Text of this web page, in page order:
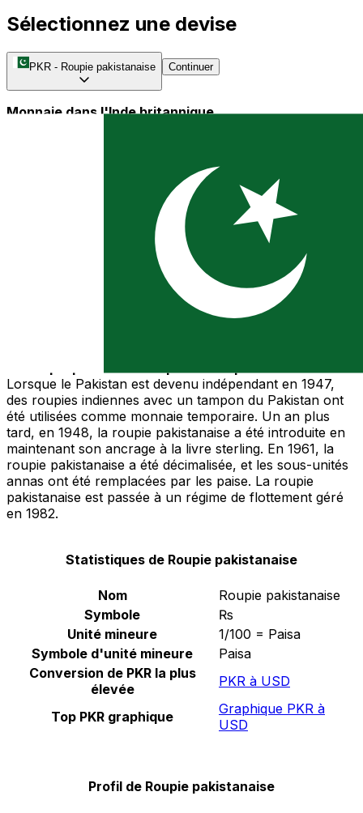
Sélectionnez une devise
PKR - Roupie pakistanaise Continuer
Monnaie dans l'Inde britannique
britannique a adopté un système basé sur l'argent, basé
et a été utilisé jusqu'à la fin du 20ème
siècle. Bien que l'Inde ait été une colonie de la Grande-
Bretagne, elle n'a jamais accepté la
Livre sterling
1866, les établissements financiers se sont effondrés et
le contrôle de la monnaie papier a été transféré au
gouvernement britannique, les banques présidentielles
étant démantelées un an plus tard. Cette même année,
la série de billets Portrait de Victoria a été émise en
l'honneur de la reine Victoria et est restée en usage
Lorsque le Pakistan est devenu indépendant en 1947,
des roupies indiennes avec un tampon du Pakistan ont
été utilisées comme monnaie temporaire. Un an plus
tard, en 1948, la roupie pakistanaise a été introduite en
maintenant son ancrage à la livre sterling. En 1961, la
roupie pakistanaise a été décimalisée, et les sous-unités
annas ont été remplacées par les paise. La roupie
pakistanaise est passée à un régime de flottement géré
en 1982.
Statistiques de Roupie pakistanaise
Nom
Roupie pakistanaise
Symbole
₨
Unité mineure
1/100 = Paisa
Symbole d'unité mineure
Paisa
Conversion de PKR la plus
élevée
PKR à USD
Top PKR graphique
Graphique PKR à
USD
Profil de Roupie pakistanaise